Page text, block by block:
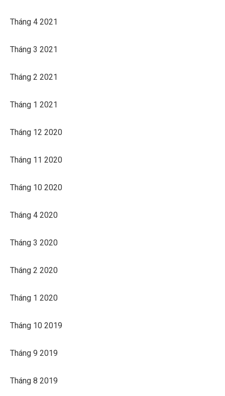
Tháng 4 2021
Tháng 3 2021
Tháng 2 2021
Tháng 1 2021
Tháng 12 2020
Tháng 11 2020
Tháng 10 2020
Tháng 4 2020
Tháng 3 2020
Tháng 2 2020
Tháng 1 2020
Tháng 10 2019
Tháng 9 2019
Tháng 8 2019